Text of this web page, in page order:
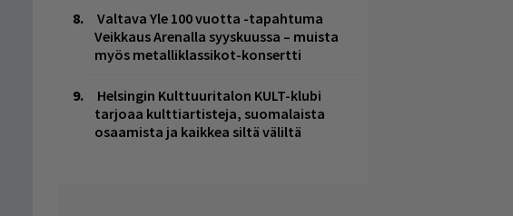
Valtava Yle 100 vuotta -tapahtuma
Veikkaus Arenalla syyskuussa – muista
myös metalliklassikot-konsertti
Helsingin Kulttuuritalon KULT-klubi
tarjoaa kulttiartisteja, suomalaista
osaamista ja kaikkea siltä väliltä